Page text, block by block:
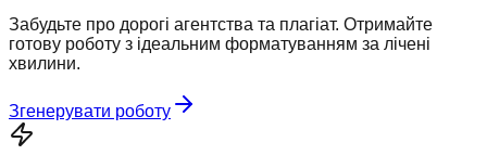
Забудьте про дорогі агентства та плагіат. Отримайте
готову роботу з ідеальним форматуванням за лічені
хвилини.
Згенерувати роботу